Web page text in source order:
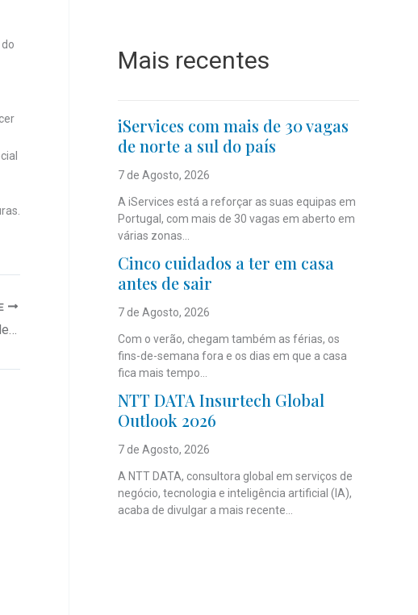
Mais recentes
iServices com mais de 30 vagas
de norte a sul do país
7 de Agosto, 2026
A iServices está a reforçar as suas equipas em
Portugal, com mais de 30 vagas em aberto em
várias zonas...
Cinco cuidados a ter em casa
antes de sair
7 de Agosto, 2026
Com o verão, chegam também as férias, os
fins-de-semana fora e os dias em que a casa
fica mais tempo...
NTT DATA Insurtech Global
Outlook 2026
7 de Agosto, 2026
A NTT DATA, consultora global em serviços de
negócio, tecnologia e inteligência artificial (IA),
acaba de divulgar a mais recente...